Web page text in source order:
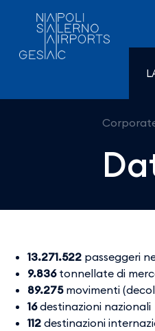
Salta al contenuto
Dati di
13.271.522 passeggeri
9.836tonnellate di
89.275movimenti
16destinazioni nazionali
112 destinazioni